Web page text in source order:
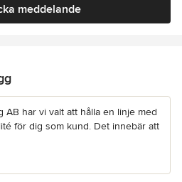
meddelande
AB har vi valt att hålla en linje med
för dig som kund. Det innebär att